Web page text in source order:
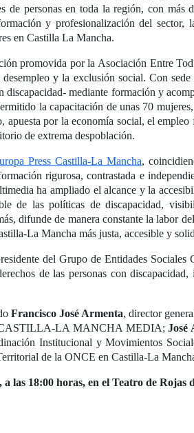
personas en toda la región, con más
y profesionalización del sector,
en Castilla La Mancha.
promovida por la Asociación Entre
y la exclusión social. Con
discapacidad- mediante formación y
la capacitación de unas 70
apuesta por la economía social, el
de extrema despoblación.
Press Castilla-La Mancha,
rigurosa, contrastada e
ha ampliado el alcance y la
de las políticas de discapacidad,
difunde de manera constante la labor
La Mancha más justa, accesible y
del Grupo de Entidades Sociales
de las personas con
Francisco José Armenta, director
CASTILLA-LA MANCHA MEDIA;José
Institucional y Movimientos
de la ONCE en Castilla-La
a las 18:00 horas, en el Teatro de Rojas